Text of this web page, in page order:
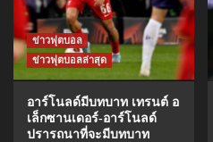
ข่าวฟุตบอล
ข่าวฟุตบอลล่าสุด
อาร์โนลด์มีบทบาท เทรนต์ อ
เล็กซานเดอร์-อาร์โนลด์
ปรารถนาที่จะมีบทบาท